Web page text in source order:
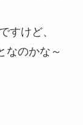
すけど、
なのかな～